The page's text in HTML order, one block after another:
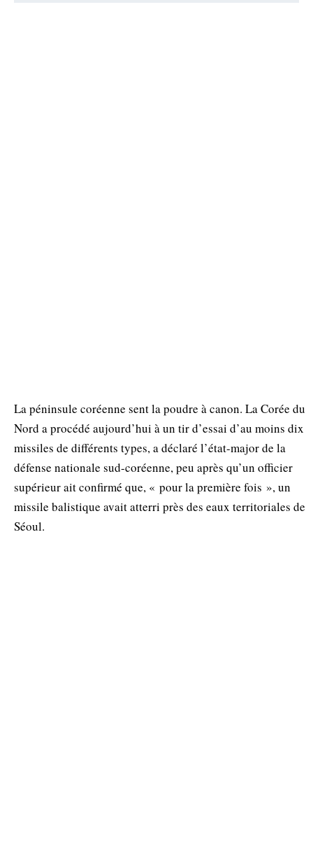
La péninsule coréenne sent la poudre à canon. La Corée du
Nord a procédé aujourd’hui à un tir d’essai d’au moins dix
missiles de différents types, a déclaré l’état-major de la
défense nationale sud-coréenne, peu après qu’un officier
supérieur ait confirmé que, « pour la première fois », un
missile balistique avait atterri près des eaux territoriales de
Séoul.